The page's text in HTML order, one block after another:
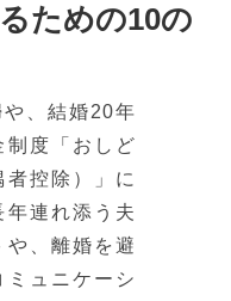
ための10の
、結婚20年
制度「おしど
控除）」に
連れ添う夫
、離婚を避
ュニケーシ